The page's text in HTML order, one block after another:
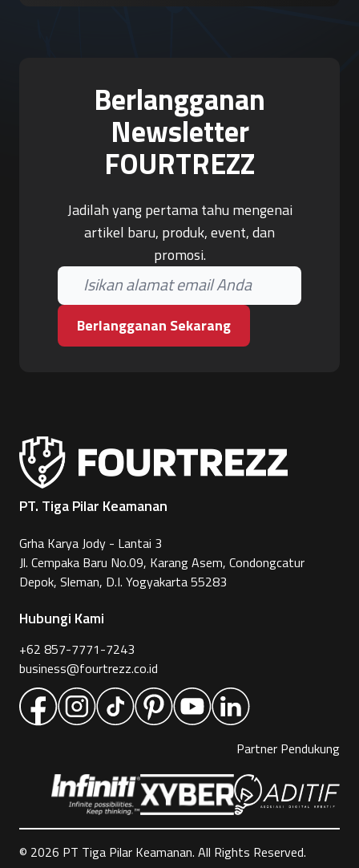
Berlangganan
Newsletter
FOURTREZZ
Jadilah yang pertama tahu mengenai
artikel baru, produk, event, dan
promosi.
Berlangganan Sekarang
PT. Tiga Pilar Keamanan
Grha Karya Jody - Lantai 3
Jl. Cempaka Baru No.09, Karang Asem, Condongcatur
Depok, Sleman, D.I. Yogyakarta 55283
Hubungi Kami
+62 857-7771-7243
business@fourtrezz.co.id
Partner Pendukung
© 2026 PT Tiga Pilar Keamanan. All Rights Reserved.